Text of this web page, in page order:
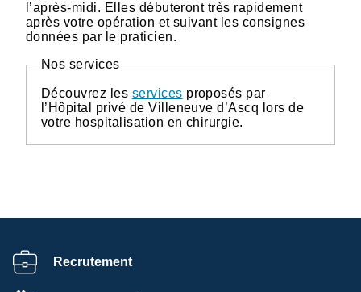
l’après-midi. Elles débuteront très rapidement
après votre opération et suivant les consignes
données par le praticien.
Nos services
Découvrez les services proposés par
l’Hôpital privé de Villeneuve d’Ascq lors de
votre hospitalisation en chirurgie.
Recrutement